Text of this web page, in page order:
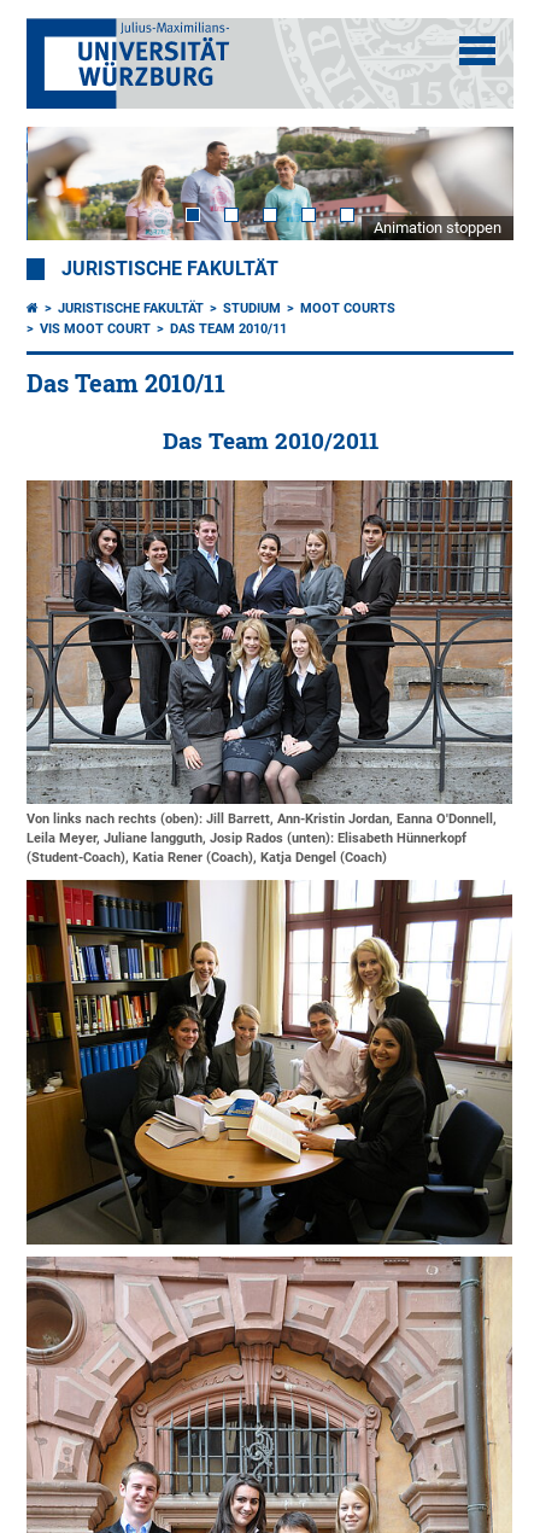
Animation stoppen
JURISTISCHE FAKULTÄT
JURISTISCHE FAKULTÄT STUDIUM
MOOT COURTS
VIS MOOT COURT
DAS TEAM 2010/11
Das Team 2010/11
Das Team 2010/2011
Von links nach rechts (oben): Jill Barrett, Ann-Kristin Jordan, Eanna O'Donnell,
Leila Meyer, Juliane langguth, Josip Rados (unten): Elisabeth Hünnerkopf
(Student-Coach), Katia Rener (Coach), Katja Dengel (Coach)